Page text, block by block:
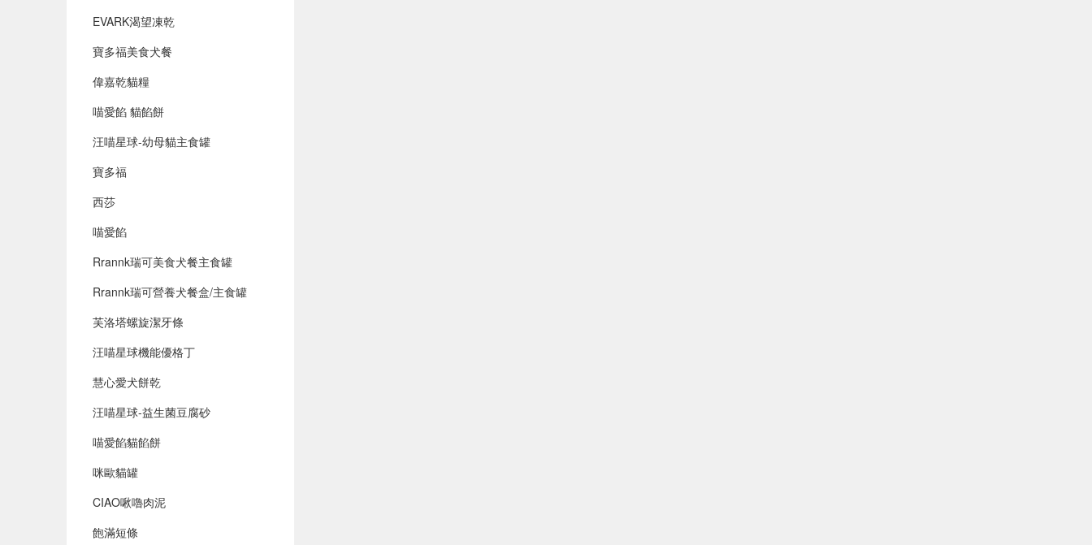
EVARK渴望凍乾
寶多福美食犬餐
偉嘉乾貓糧
喵愛餡 貓餡餅
汪喵星球-幼母貓主食罐
寶多福
西莎
喵愛餡
Rrannk瑞可美食犬餐主食罐
Rrannk瑞可營養犬餐盒/主食罐
芙洛塔螺旋潔牙條
汪喵星球機能優格丁
慧心愛犬餅乾
汪喵星球-益生菌豆腐砂
喵愛餡貓餡餅
咪歐貓罐
CIAO啾嚕肉泥
飽滿短條